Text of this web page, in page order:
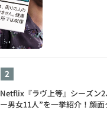
Netflix『ラヴ上等』シーズン
ー男女11人”を一挙紹介！顔